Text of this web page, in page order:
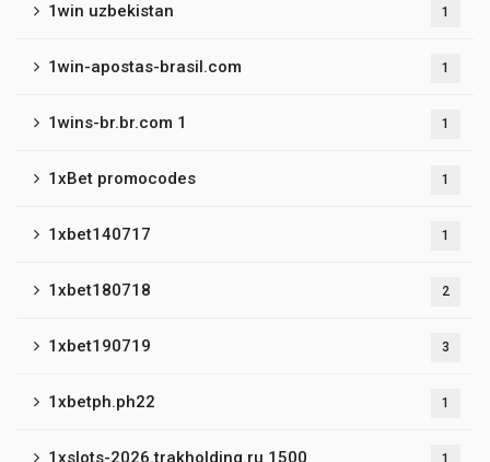
1win uzbekistan 1
1win-apostas-brasil.com 1
1wins-br.br.com 1 1
1xBet promocodes 1
1xbet140717 1
1xbet180718 2
1xbet190719 3
1xbetph.ph22 1
1xslots-2026.trakholding.ru 1500 1